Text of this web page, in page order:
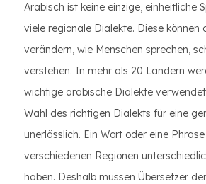
Arabisch ist keine einzige, einheitliche
viele regionale Dialekte. Diese können
verändern, wie Menschen sprechen,
verstehen. In mehr als 20 Ländern
wichtige arabische Dialekte
Wahl des richtigen Dialekts für eine
unerlässlich. Ein Wort oder eine
verschiedenen Regionen
haben. Deshalb müssen Übersetzer